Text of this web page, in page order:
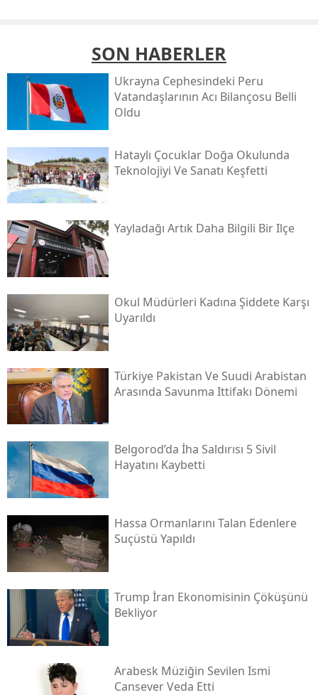
SON HABERLER
Ukrayna Cephesindeki Peru
Vatandaşlarının Acı Bilançosu Belli
Oldu
Hataylı Çocuklar Doğa Okulunda
Teknolojiyi Ve Sanatı Keşfetti
Yayladağı Artık Daha Bilgili Bir Ilçe
Okul Müdürleri Kadına Şiddete Karşı
Uyarıldı
Türkiye Pakistan Ve Suudi Arabistan
Arasında Savunma Ittifakı Dönemi
Belgorod’da İha Saldırısı 5 Sivil
Hayatını Kaybetti
Hassa Ormanlarını Talan Edenlere
Suçüstü Yapıldı
Trump İran Ekonomisinin Çöküşünü
Bekliyor
Arabesk Müziğin Sevilen Ismi
Cansever Veda Etti